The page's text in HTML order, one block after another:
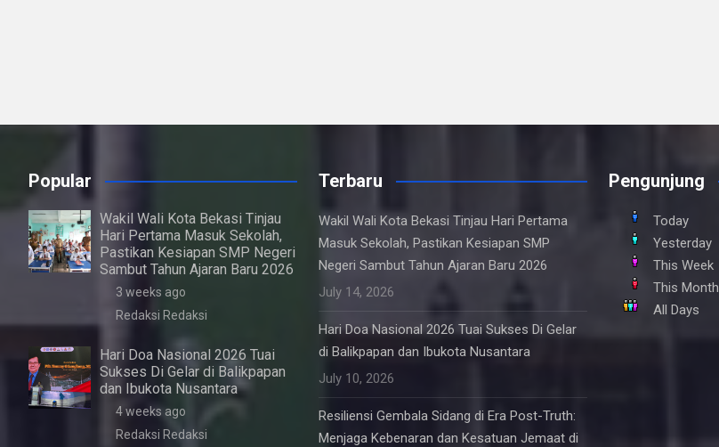
Popular
Wakil Wali Kota Bekasi Tinjau
Hari Pertama Masuk Sekolah,
Pastikan Kesiapan SMP Negeri
Sambut Tahun Ajaran Baru 2026
3 weeks ago
Redaksi Redaksi
Hari Doa Nasional 2026 Tuai
Sukses Di Gelar di Balikpapan
dan Ibukota Nusantara
4 weeks ago
Redaksi Redaksi
Terbaru
Wakil Wali Kota Bekasi Tinjau Hari Pertama
Masuk Sekolah, Pastikan Kesiapan SMP
Negeri Sambut Tahun Ajaran Baru 2026
July 14, 2026
Hari Doa Nasional 2026 Tuai Sukses Di Gelar
di Balikpapan dan Ibukota Nusantara
July 10, 2026
Resiliensi Gembala Sidang di Era Post-Truth:
Menjaga Kebenaran dan Kesatuan Jemaat di
Pengunjung
Today
Yesterday
This Week
This Month
All Days